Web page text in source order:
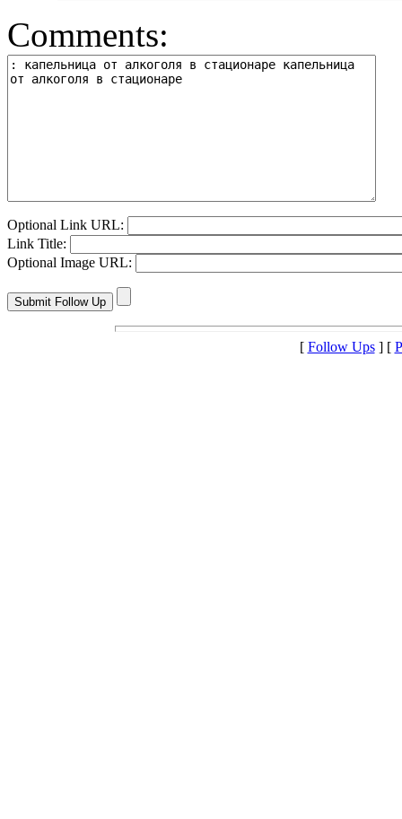
Comments:
Optional Link URL:
Link Title:
Optional Image URL:
[ Follow Ups] [